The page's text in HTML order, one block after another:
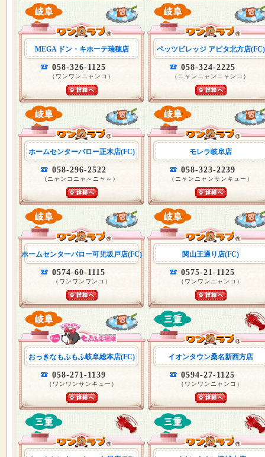
MEGA ドン・キホーテ瑞穂店
058-326-1125
（ワンワンニャンコ）
ペッツビレッジ アピタ北方店(FC)
058-324-2225
（ニャンニャンニャンコ）
ホームセンターバロー正木店(FC)
058-296-2522
(ニャンコニャ～ニャ～）
モレラ岐阜店
058-323-2239
（ニャンニャンサンキュー）
ホームセンターバロー可児坂戸店(FC)
0574-60-1115
（ワンワンワンコ）
関山王通り店(FC)
0575-21-1125
（ワンワンニャンコ）
おっきなもふもふ岐阜総本店(FC)
058-271-1139
（ワンワンサンキュー）
イオンタウン桑名新西方店
0594-27-1125
（ワンワンニャンコ）